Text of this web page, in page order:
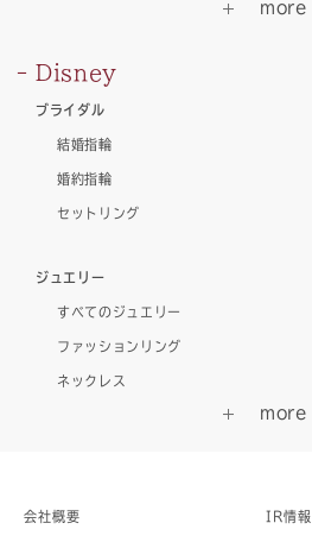
Disney
ブライダル
結婚指輪
婚約指輪
セットリング
ジュエリー
すべてのジュエリー
ファッションリング
ネックレス
会社概要 IR情報